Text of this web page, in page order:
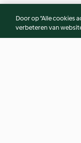
Door op “Alle cookies
verbeteren van